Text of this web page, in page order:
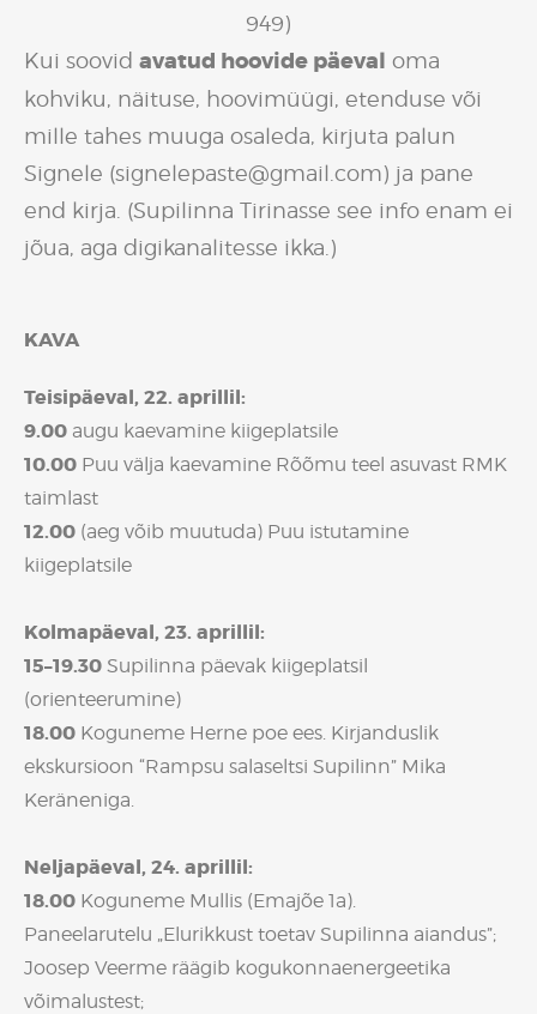
949)
Kui soovid avatud hoovide päeval oma
kohviku, näituse, hoovimüügi, etenduse või
mille tahes muuga osaleda, kirjuta palun
Signele (signelepaste@gmail.com) ja pane
end kirja. (Supilinna Tirinasse see info enam ei
jõua, aga digikanalitesse ikka.)
KAVA
Teisipäeval, 22. aprillil:
9.00 augu kaevamine kiigeplatsile
10.00 Puu välja kaevamine Rõõmu teel asuvast RMK
taimlast
12.00 (aeg võib muutuda) Puu istutamine
kiigeplatsile
Kolmapäeval, 23. aprillil:
15–19.30 Supilinna päevak kiigeplatsil
(orienteerumine)
18.00 Koguneme Herne poe ees. Kirjanduslik
ekskursioon “Rampsu salaseltsi Supilinn” Mika
Keräneniga.
Neljapäeval, 24. aprillil:
18.00 Koguneme Mullis (Emajõe 1a).
Paneelarutelu „Elurikkust toetav Supilinna aiandus”;
Joosep Veerme räägib kogukonnaenergeetika
võimalustest;